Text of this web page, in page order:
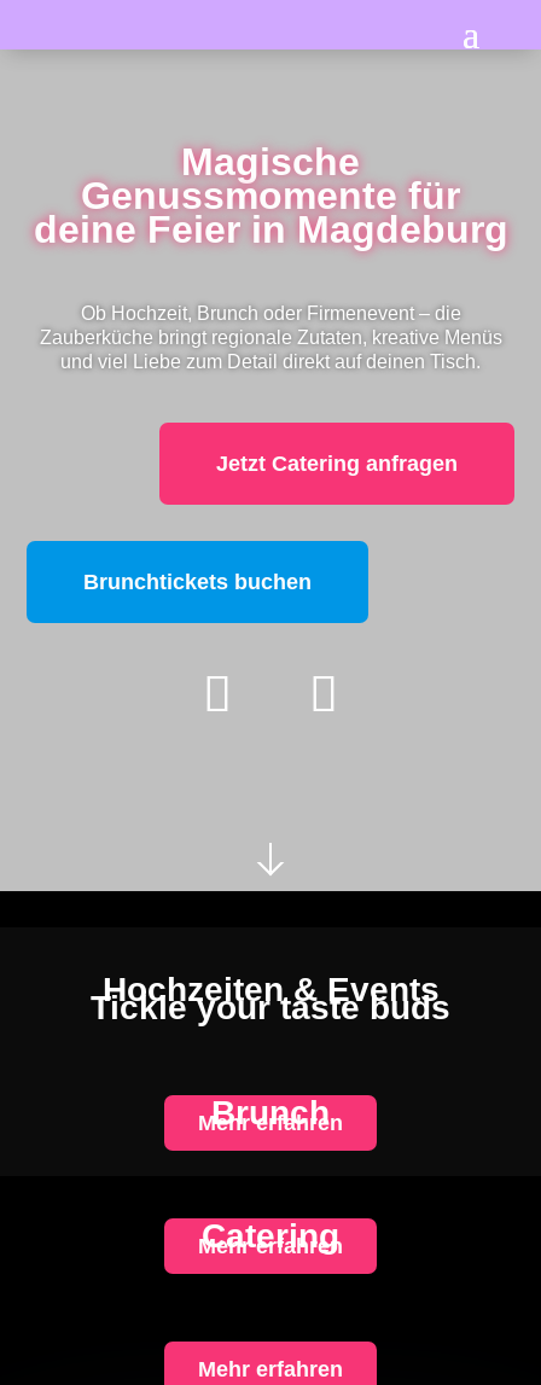
Magische
Genussmomente für
deine Feier in Magdeburg
Ob Hochzeit, Brunch oder Firmenevent – die
Zauberküche bringt regionale Zutaten, kreative Menüs
und viel Liebe zum Detail direkt auf deinen Tisch.
Jetzt Catering anfragen
Brunchtickets buchen
Tickle your taste buds
Hochzeiten & Events
Mehr erfahren
Brunch
Mehr erfahren
Catering
Mehr erfahren